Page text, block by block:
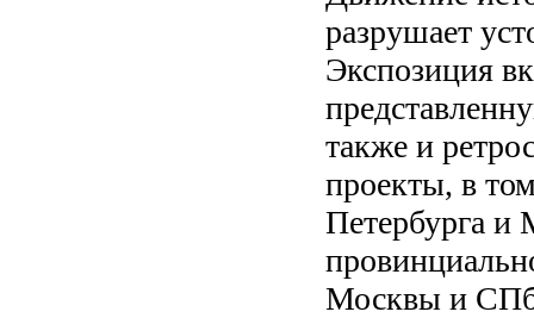
разрушает
Экспозиция
также и
проекты, в
Петербурга
Москвы и СПб